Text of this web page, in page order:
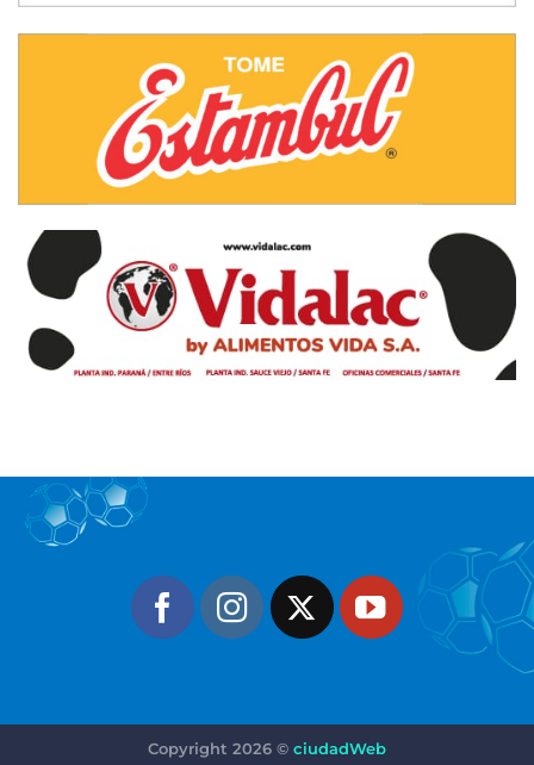
Copyright 2026 © ciudadWeb